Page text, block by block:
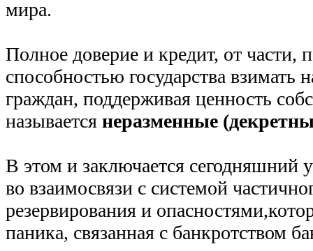
мира.
Полное доверие и кредит, от части,
способностью государства взимать
граждан, поддерживая ценность
называется неразменные
В этом и заключается сегодняшний
во взаимосвязи с системой
резервирования и
паника, связанная с банкротством